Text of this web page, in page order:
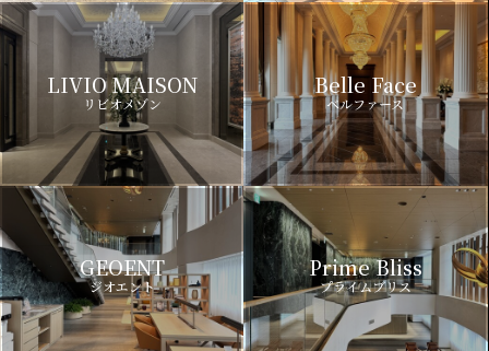
LIVIO MAISON
リビオメゾン
Belle Face
ベルファース
GEOENT
ジオエント
Prime Bliss
プライムブリス